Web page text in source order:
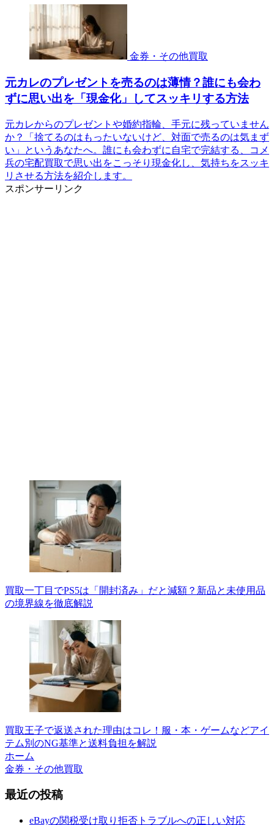
金券・その他買取
元カレのプレゼントを売るのは薄情？誰にも会わ
ずに思い出を「現金化」してスッキリする方法
元カレからのプレゼントや婚約指輪、手元に残っていません
か？「捨てるのはもったいないけど、対面で売るのは気まず
い」というあなたへ。誰にも会わずに自宅で完結する、コメ
兵の宅配買取で思い出をこっそり現金化し、気持ちをスッキ
リさせる方法を紹介します。
スポンサーリンク
買取一丁目でPS5は「開封済み」だと減額？新品と未使用品
の境界線を徹底解説
買取王子で返送された理由はコレ！服・本・ゲームなどアイ
テム別のNG基準と送料負担を解説
ホーム
金券・その他買取
最近の投稿
eBayの関税受け取り拒否トラブルへの正しい対応